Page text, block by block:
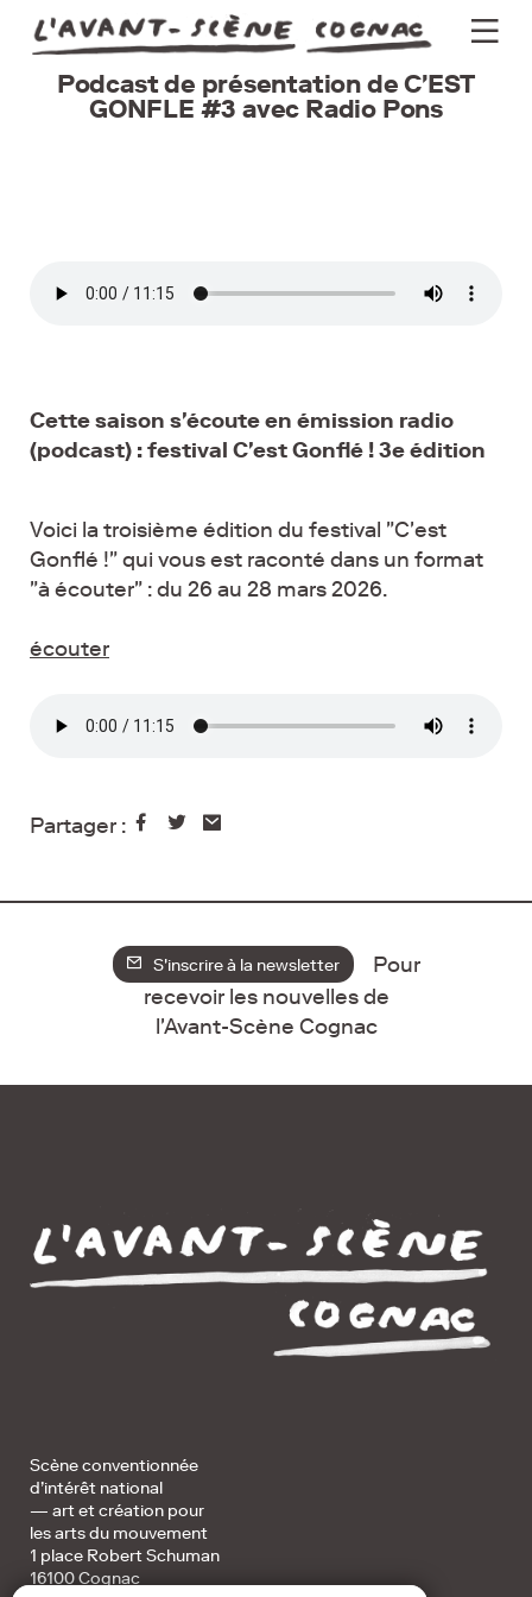
Programme
Podcast de présentation de C'EST
GONFLE #3 avec Radio Pons
Cette saison s'écoute en émission radio
(podcast) :festival C'est Gonflé ! 3e édition
Voici la troisième édition du festival "C'est
Gonflé !" qui vous est raconté dans un format
"à écouter" : du 26 au 28 mars 2026.
écouter
Partager :
S'inscrire à la newsletter
Pour
recevoir les nouvelles de
l'Avant-Scène Cognac
Scène conventionnée
d’intérêt national
— art et création pour
les arts du mouvement
1 place Robert Schuman
16100 Cognac